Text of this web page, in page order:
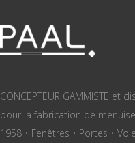
CONCEPTEUR GAMMISTE et
pour la fabrication de
1958 • Fenêtres • Portes •